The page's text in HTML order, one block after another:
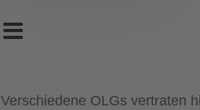
Verschiedene OLGs vertraten